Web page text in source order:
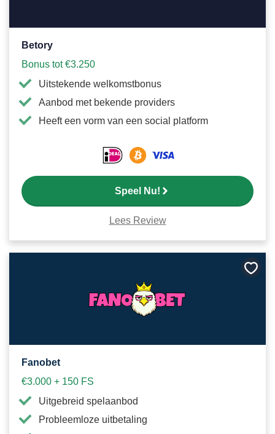
Betory
Bonus tot €3.250
Uitstekende welkomstbonus
Aanbod met bekende providers
Heeft een vorm van een social platform
Speel Nu!
Lees Review
Fanobet
€3.000 + 150 FS
Uitgebreid spelaanbod
Probleemloze uitbetaling